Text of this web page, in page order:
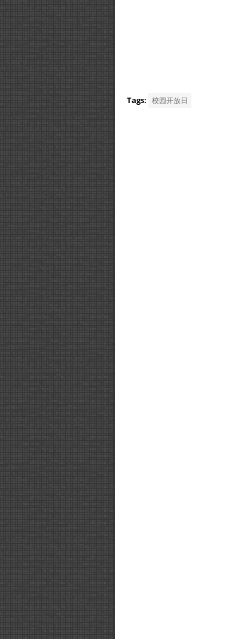
Tags: 校园开放日